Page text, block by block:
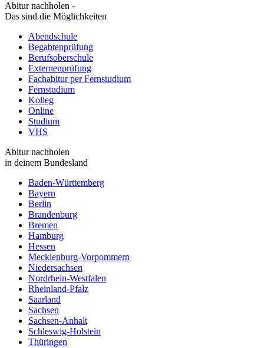
Abitur nachholen -
Das sind die Möglichkeiten
Abendschule
Begabtenprüfung
Berufsoberschule
Externenprüfung
Fachabitur per Fernstudium
Fernstudium
Kolleg
Online
Studium
VHS
Abitur nachholen
in deinem Bundesland
Baden-Württemberg
Bayern
Berlin
Brandenburg
Bremen
Hamburg
Hessen
Mecklenburg-Vorpommern
Niedersachsen
Nordrhein-Westfalen
Rheinland-Pfalz
Saarland
Sachsen
Sachsen-Anhalt
Schleswig-Holstein
Thüringen